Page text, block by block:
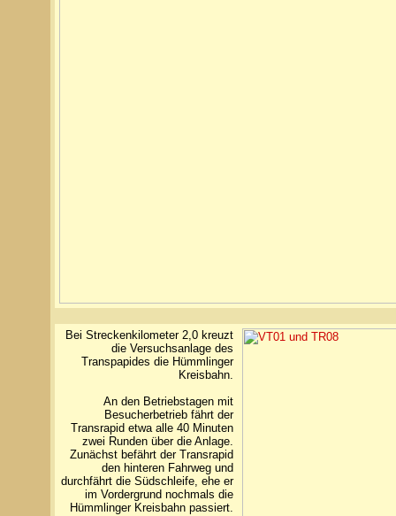
Bei Streckenkilometer 2,0 kreuzt
die Versuchsanlage des
Transpapides die Hümmlinger
Kreisbahn.
An den Betriebstagen mit
Besucherbetrieb fährt der
Transrapid etwa alle 40 Minuten
zwei Runden über die Anlage.
Zunächst befährt der Transrapid
den hinteren Fahrweg und
durchfährt die Südschleife, ehe er
im Vordergrund nochmals die
Hümmlinger Kreisbahn passiert.